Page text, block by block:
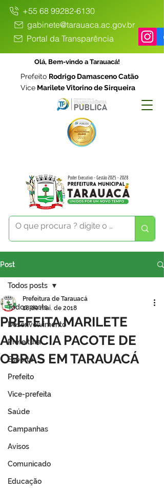
+55 68 99282-6130
gabinete@tarauaca.ac.gov.br
Portal da Transparência
Olá, Bem-vindo a Tarauacá!
Prefeito Rodrigo Damasceno Catão
Vice Marilete Vitorino de Sirqueira
Post
Todos posts
Desenvolvimento
Prefeitura
Esporte
Prefeito
Vice-prefeita
Saúde
Campanhas
Avisos
Comunicado
Educação
Todos posts
PREFEITA MARILETE
ANUNCIA PACOTE DE
OBRAS EM TARAUACÁ
Prefeitura de Tarauacá
18 de mai. de 2018